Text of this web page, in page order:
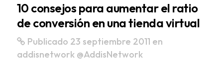
10 consejos para aumentar el ratio
de conversión en una tienda virtual
Publicado 23 septiembre 2011 en
addisnetwork @AddisNetwork